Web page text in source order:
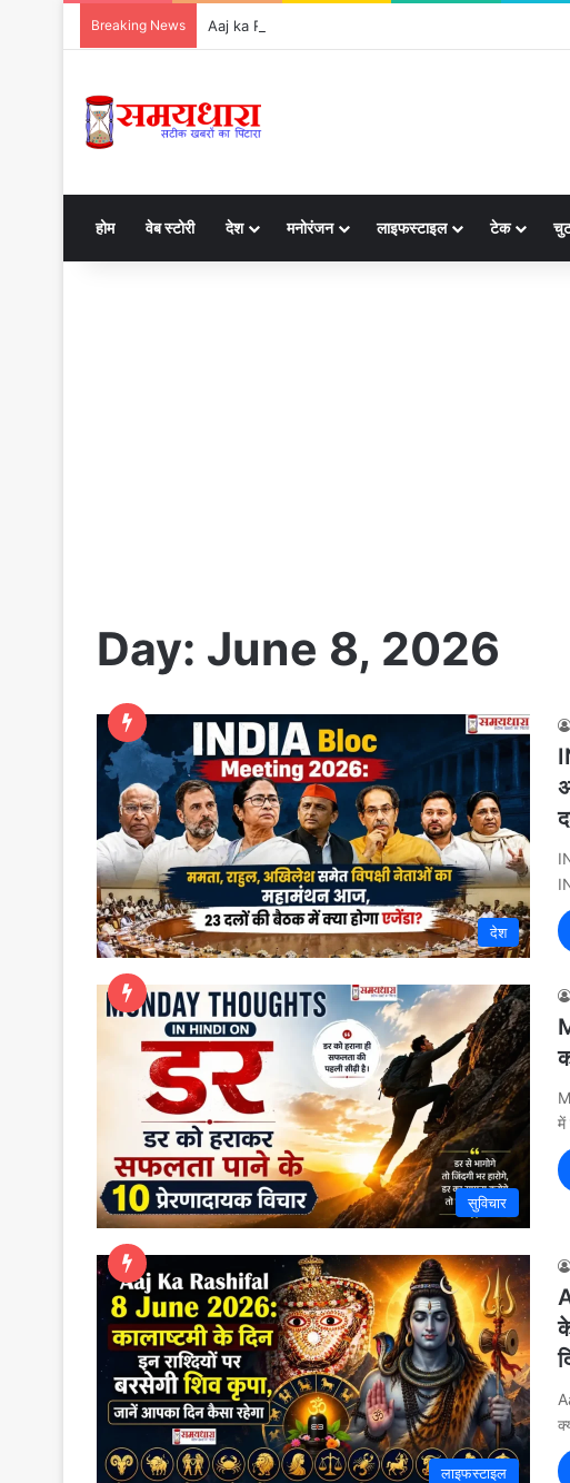
Breaking News Aaj ka Rashifal 6 Aug 2026: जानें कैसा रहेगा आपका दिन, सभी
होम वेब स्टोरी देश मनोरंजन लाइफस्टाइल टेक
Day: June 8, 2026
देश
सुविचार
में
लाइफस्टाइल